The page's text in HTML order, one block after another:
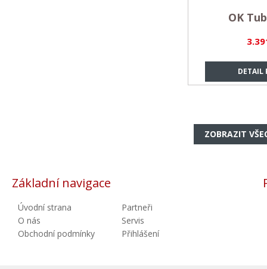
DETAIL
OK
ZOBRAZIT
Základní navigace
Úvodní strana
O nás
Obchodní podmínky
Partneři
Servis
Přihlášení